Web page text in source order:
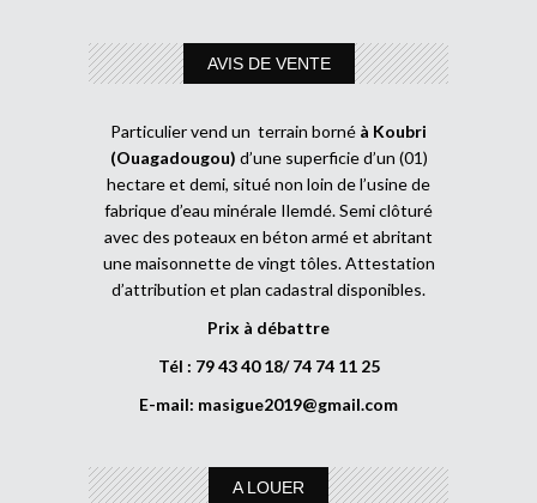
AVIS DE VENTE
Particulier vend un terrain borné à Koubri
(Ouagadougou) d’une superficie d’un (01)
hectare et demi, situé non loin de l’usine de
fabrique d’eau minérale Ilemdé. Semi clôturé
avec des poteaux en béton armé et abritant
une maisonnette de vingt tôles. Attestation
d’attribution et plan cadastral disponibles.
Prix à débattre
Tél : 79 43 40 18/ 74 74 11 25
E-mail: masigue2019@gmail.com
A LOUER